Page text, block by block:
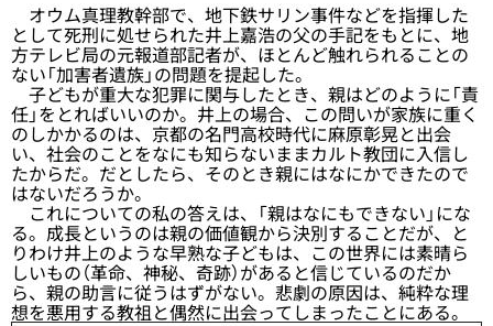
オウム真理教幹部で、地下鉄サリン事件などを指揮した
として死刑に処せられた井上嘉浩の父の手記をもとに、地
方テレビ局の元報道部記者が、ほとんど触れられることの
ない「加害者遺族」の問題を提起した。
子どもが重大な犯罪に関与したとき、親はどのように「責
任」をとればいいのか。井上の場合、この問いが家族に重く
のしかかるのは、京都の名門高校時代に麻原彰晃と出会
い、社会のことをなにも知らないままカルト教団に入信し
たからだ。だとしたら、そのとき親にはなにかできたので
はないだろうか。
これについての私の答えは、「親はなにもできない」にな
る。成長というのは親の価値観から決別することだが、と
りわけ井上のような早熟な子どもは、この世界には素晴ら
しいもの（革命、神秘、奇跡）があると信じているのだか
ら、親の助言に従うはずがない。悲劇の原因は、純粋な理
想を悪用する教祖と偶然に出会ってしまったことにある。